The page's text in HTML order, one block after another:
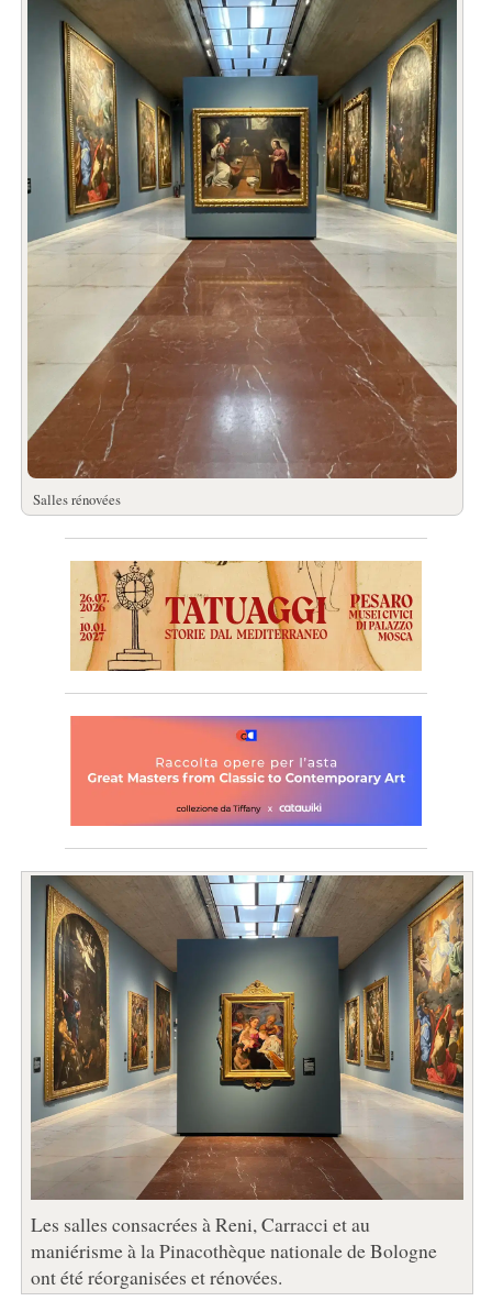
Salles rénovées
Les salles consacrées à Reni, Carracci et au
maniérisme à la Pinacothèque nationale de Bologne
ont été réorganisées et rénovées.